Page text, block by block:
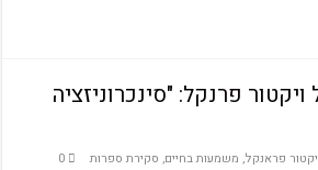
פרנקל: "סינכרוניזציה
פראנקל, משמעות בחיים, סקירת ספרות 0